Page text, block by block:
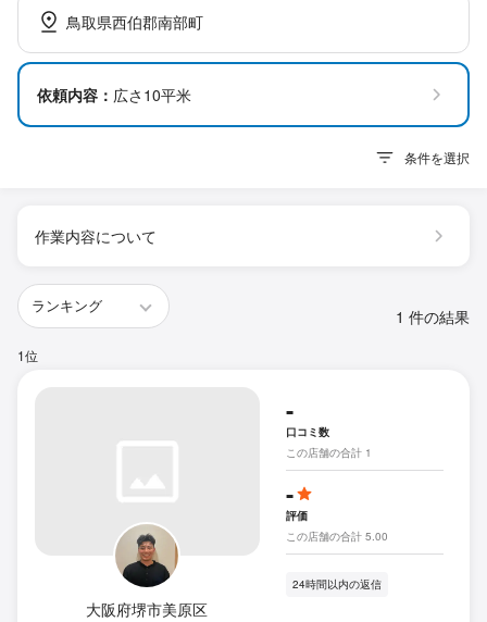
鳥取県西伯郡南部町
依頼内容： 広さ10平米
条件を選択
作業内容について
1 件の結果
1位
大阪府堺市美原区
-
口コミ数
この店舗の合計 1
-
評価
この店舗の合計 5.00
24時間以内の返信